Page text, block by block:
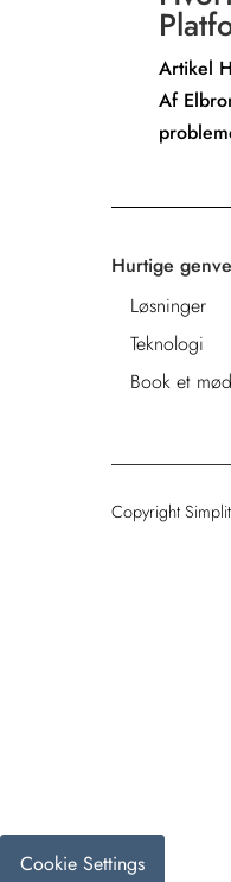
Artikel
Af
Hurtige
Løsninger
Teknologi
Book et
Copyright
Cookie Settings